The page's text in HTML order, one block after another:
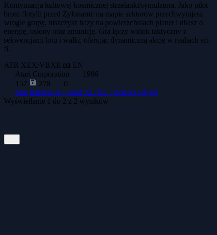
Kontynuacja kultowej kosmicznej strzelanki/symulatora. Jako pilot
broni flotylli przed Zylonami: na mapie sektorów przechwytujesz
wrogie grupy, niszczysz bazy na powierzchniach planet i dbasz o
energię, osłony oraz amunicję. Gra łączy widok taktyczny z
sekwencjami lotu i walki, oferując dynamiczną akcję w realiach sci-
fi.
ATR XEX/VBXE 📖 EN
Atari Corporation
1986
157
278
0
Star Raiders II – Atari XL/XE - Zobacz więcej
Wyświetlanie 1 do 2 z 2 wyników